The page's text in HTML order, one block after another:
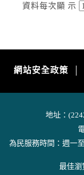
資料每次顯 示
網站安全政策
地址：
為民服務時間：週一
最佳瀏